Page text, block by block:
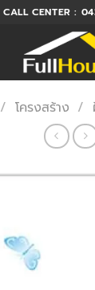
CALL CENTER :
/ โครงสร้าง /